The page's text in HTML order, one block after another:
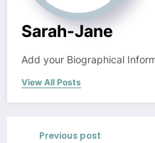
Sarah-Jane
Add your Biographical
View All Posts
Previous post